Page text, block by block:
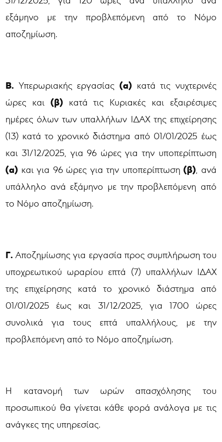
εξάμηνο με την προβλεπόμενη από το Νόμο
αποζημίωση.
Β. Υπερωριακής εργασίας (α) κατά τις νυχτερινές
ώρες και (β)κατά τις Κυριακές και εξαιρέσιμες
ημέρες όλων των υπαλλήλων ΙΔΑΧ της επιχείρησης
(13) κατά το χρονικό διάστημα από 01/01/2025 έως
και 31/12/2025, για 96 ώρες για την υποπερίπτωση
(α) και για 96 ώρες για την υποπερίπτωση(β) , ανά
υπάλληλο ανά εξάμηνο με την προβλεπόμενη από
το Νόμο αποζημίωση.
Γ. Αποζημίωσης για εργασία προς συμπλήρωση του
υποχρεωτικού ωραρίου επτά (7) υπαλλήλων ΙΔΑΧ
της επιχείρησης κατά το χρονικό διάστημα από
01/01/2025 έως και 31/12/2025, για 1700 ώρες
συνολικά για τους επτά υπαλλήλους, με την
προβλεπόμενη από το Νόμο αποζημίωση.
Η κατανομή των ωρών απασχόλησης του
προσωπικού θα γίνεται κάθε φορά ανάλογα με τις
ανάγκες της υπηρεσίας.